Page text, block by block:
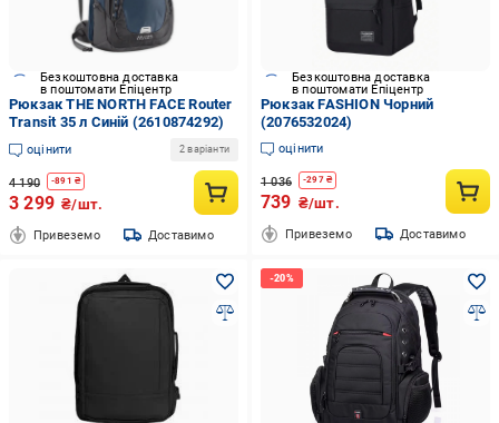
Безкоштовна доставка
в поштомати Епіцентр
Рюкзак THE NORTH FACE Router
Transit 35 л Синій (2610874292)
оцінити 2 варіанти
4 190 -891 ₴
3 299 ₴/шт.
Привеземо Доставимо
Безкоштовна доставка
в поштомати Епіцентр
Рюкзак FASHION Чорний
(2076532024)
оцінити
1 036 -297₴
739 ₴/шт.
Привеземо Доставимо